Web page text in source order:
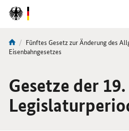
DirektZu:
Navigation
Sie
sind
Aktuelle
Seite:
Fünftes Gesetz zur Änderung des
Eisenbahngesetzes
Gesetze der 19.